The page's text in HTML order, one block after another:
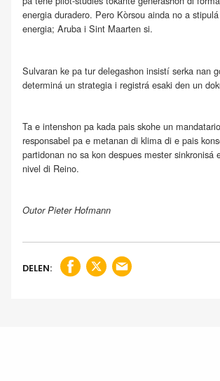
energia duradero. Pero Kòrsou ainda no a
energia; Aruba i Sint Maarten si.
Sulvaran ke pa tur delegashon insistí serka nan
determiná un strategia i registrá esaki den un
Ta e intenshon pa kada pais skohe un
responsabel pa e metanan di klima di e pais
partidonan no sa kon despues mester sinkronisá
nivel di Reino.
Outor Pieter Hofmann
DELEN: